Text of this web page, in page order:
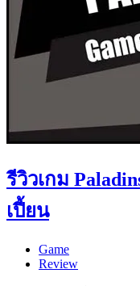
รีวิวเกม
เปี้ยน
Game
Review